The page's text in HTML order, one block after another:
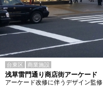
台東区 商業施設
浅草雷門通り商店街アーケード
アーケード改修に伴うデザイン監修